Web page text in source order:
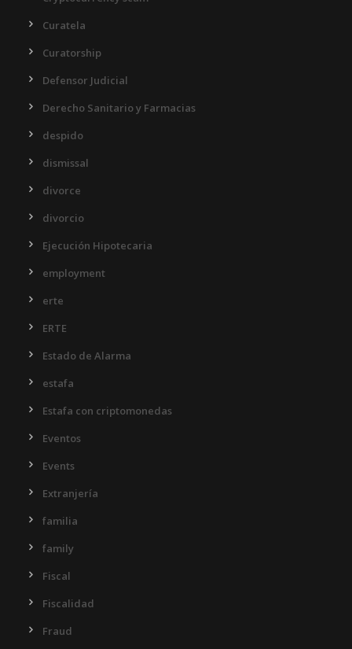
Curatela
Curatorship
Defensor Judicial
Derecho Sanitario y Farmacias
despido
dismissal
divorce
divorcio
Ejecución Hipotecaria
employment
erte
ERTE
Estado de Alarma
estafa
Estafa con criptomonedas
Eventos
Events
Extranjería
familia
family
Fiscal
Fiscalidad
Fraud